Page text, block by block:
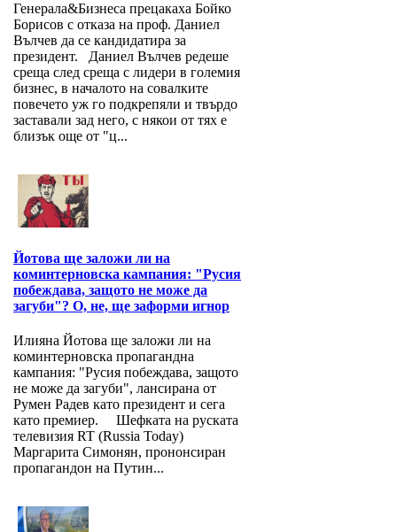
Генерала&Бизнеса прецакаха Бойко
Борисов с отказа на проф. Даниел
Вълчев да се кандидатира за
президент. Даниел Вълчев редеше
среща след среща с лидери в големия
бизнес, в началото на совалките
повечето уж го подкрепяли и твърдо
заставали зад него, с някои от тях е
близък още от "ц...
Йотова ще заложи ли на
коминтерновска кампания: "Русия
побеждава, защото не може да
загуби"? О, не, ще заформи игнор
Илияна Йотова ще заложи ли на
коминтерновска пропагандна
кампания: "Русия побеждава, защото
не може да загуби", лансирана от
Румен Радев като президент и сега
като премиер. Шефката на руската
телевизия RT (Russia Today)
Маргарита Симонян, прононсиран
пропагандон на Путин...